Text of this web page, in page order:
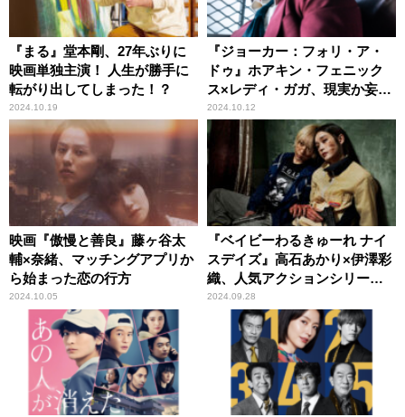
『まる』堂本剛、27年ぶりに
映画単独主演！ 人生が勝手に
転がり出してしまった！？
2024.10.19
『ジョーカー：フォリ・ア・
ドゥ』ホアキン・フェニック
ス×レディ・ガガ、現実か妄想
か。観客の予測を超える衝撃
作が誕生
2024.10.12
映画『傲慢と善良』藤ヶ谷太
輔×奈緒、マッチングアプリか
ら始まった恋の行方
2024.10.05
『ベイビーわるきゅーれ ナイ
スデイズ』高石あかり×伊澤彩
織、人気アクションシリーズ
待望の最新作
2024.09.28